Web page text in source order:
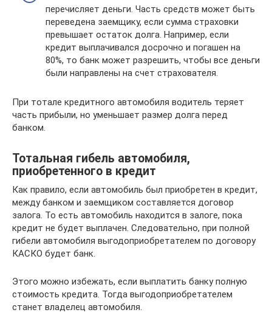
перечисляет деньги. Часть средств может быть
переведена заемщику, если сумма страховки
превышает остаток долга. Например, если
кредит выплачивался досрочно и погашен на
80%, то банк может разрешить, чтобы все деньги
были направлены на счет страхователя.
При тотале кредитного автомобиля водитель теряет
часть прибыли, но уменьшает размер долга перед
банком.
Тотальная гибель автомобиля,
приобретенного в кредит
Как правило, если автомобиль был приобретен в кредит,
между банком и заемщиком составляется договор
залога. То есть автомобиль находится в залоге, пока
кредит не будет выплачен. Следовательно, при полной
гибели автомобиля выгодоприобретателем по договору
КАСКО будет банк.
Этого можно избежать, если выплатить банку полную
стоимость кредита. Тогда выгодоприобретателем
станет владелец автомобиля.